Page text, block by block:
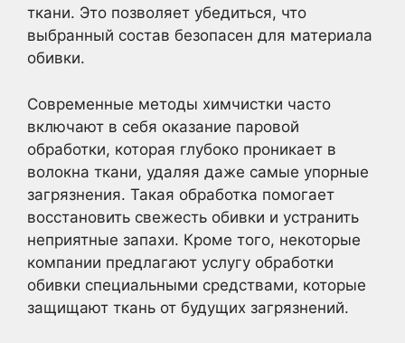
ткани. Это позволяет убедиться, что
выбранный состав безопасен для материала
обивки.
Современные методы химчистки часто
включают в себя оказание паровой
обработки, которая глубоко проникает в
волокна ткани, удаляя даже самые упорные
загрязнения. Такая обработка помогает
восстановить свежесть обивки и устранить
неприятные запахи. Кроме того, некоторые
компании предлагают услугу обработки
обивки специальными средствами, которые
защищают ткань от будущих загрязнений.